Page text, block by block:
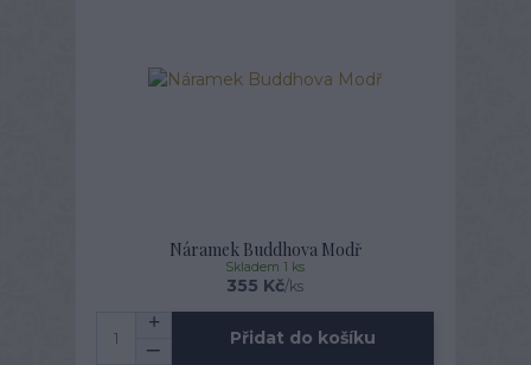
Náramek Buddhova Modř
355 Kč/ks
Skladem 1 ks
Přidat do košíku